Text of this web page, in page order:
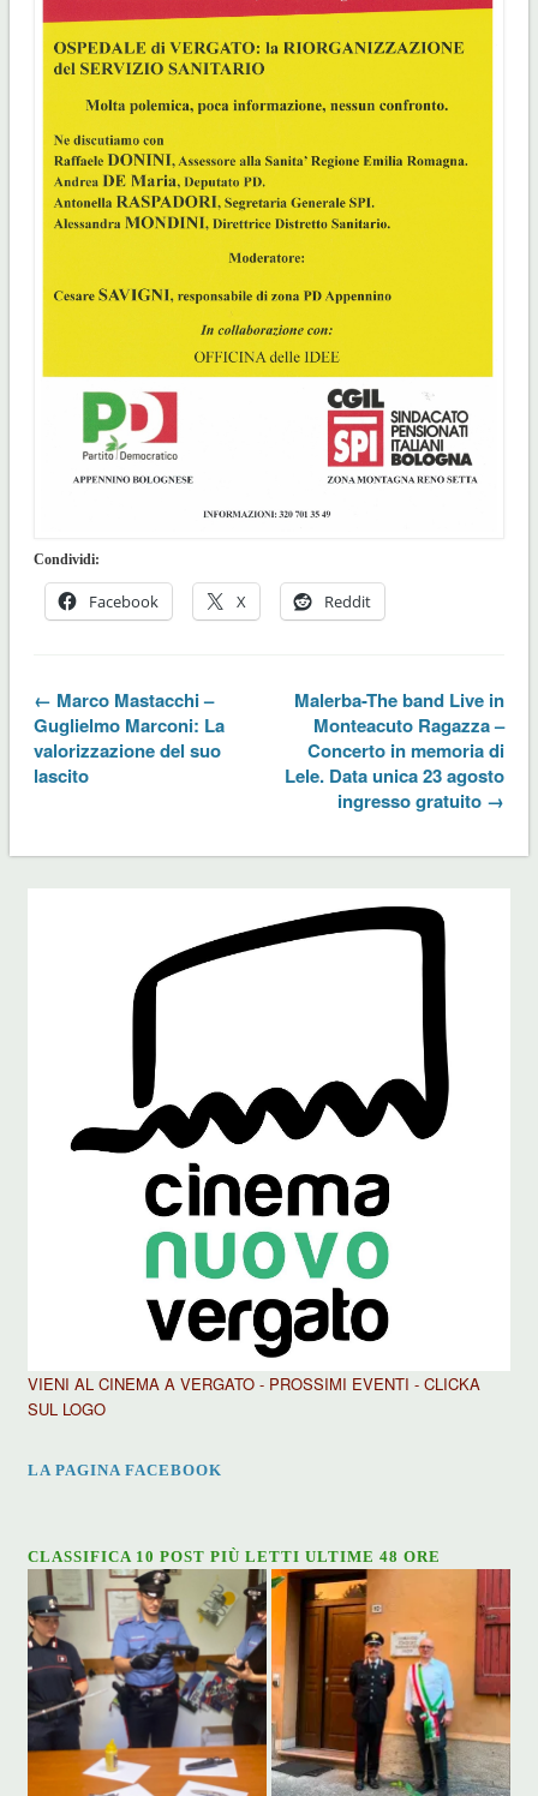
Condividi:
Facebook X Reddit
← Marco Mastacchi –
Guglielmo Marconi: La
valorizzazione del suo
lascito
Malerba-The band Live in
Monteacuto Ragazza –
Concerto in memoria di
Lele. Data unica 23 agosto
ingresso gratuito →
VIENI AL CINEMA A VERGATO - PROSSIMI EVENTI - CLICKA
SUL LOGO
LA PAGINA FACEBOOK
CLASSIFICA 10 POST PIÙ LETTI ULTIME 48 ORE